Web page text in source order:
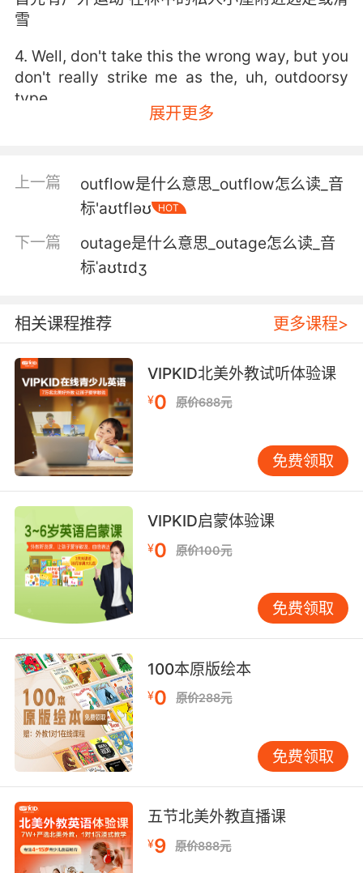
雪
4. Well, don't take this the wrong way, but you
don't really strike me as the, uh, outdoorsy
type.
展开更多
上一篇
outflow是什么意思_outflow怎么读_音
标'aʊtfləʊ
HOT
下一篇
outage是什么意思_outage怎么读_音
标ˈaʊtɪdʒ
相关课程推荐 更多课程>
VIPKID北美外教试听体验课
¥0 原价688元
免费领取
VIPKID启蒙体验课
¥0 原价100元
免费领取
100本原版绘本
¥0 原价288元
免费领取
五节北美外教直播课
¥9 原价888元